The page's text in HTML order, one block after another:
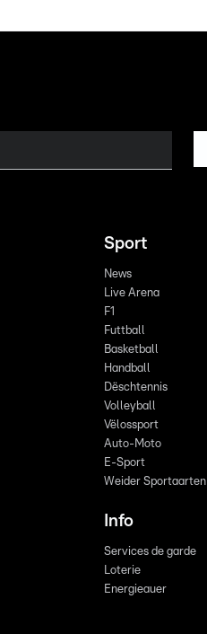
Sport
News
Live Arena
F1
Futtball
Basketball
Handball
Dëschtennis
Volleyball
Vëlossport
Auto-Moto
E-Sport
Weider Sportaarten
Info
Services de garde
Loterie
Energieauer